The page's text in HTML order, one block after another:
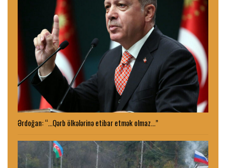
Ərdoğan: “…Qərb ölkələrinə etibar etmək olmaz…”